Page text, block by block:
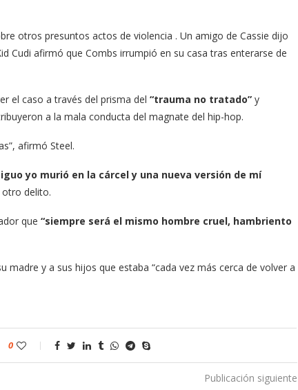
otros presuntos actos de violencia . Un amigo de Cassie dijo
Cudi afirmó que Combs irrumpió en su casa tras enterarse de
el caso a través del prisma del “trauma no tratado” y
a la mala conducta del magnate del hip-hop.
afirmó Steel.
yo murió en la cárcel y una nueva versión de mí
delito.
que “siempre será el mismo hombre cruel, hambriento
madre y a sus hijos que estaba “cada vez más cerca de volver a
0
Publicación siguiente